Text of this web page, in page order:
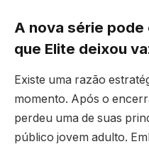
A nova série
que Elite deixou
Existe uma razão
momento. Após o
perdeu uma de suas
público jovem adulto.